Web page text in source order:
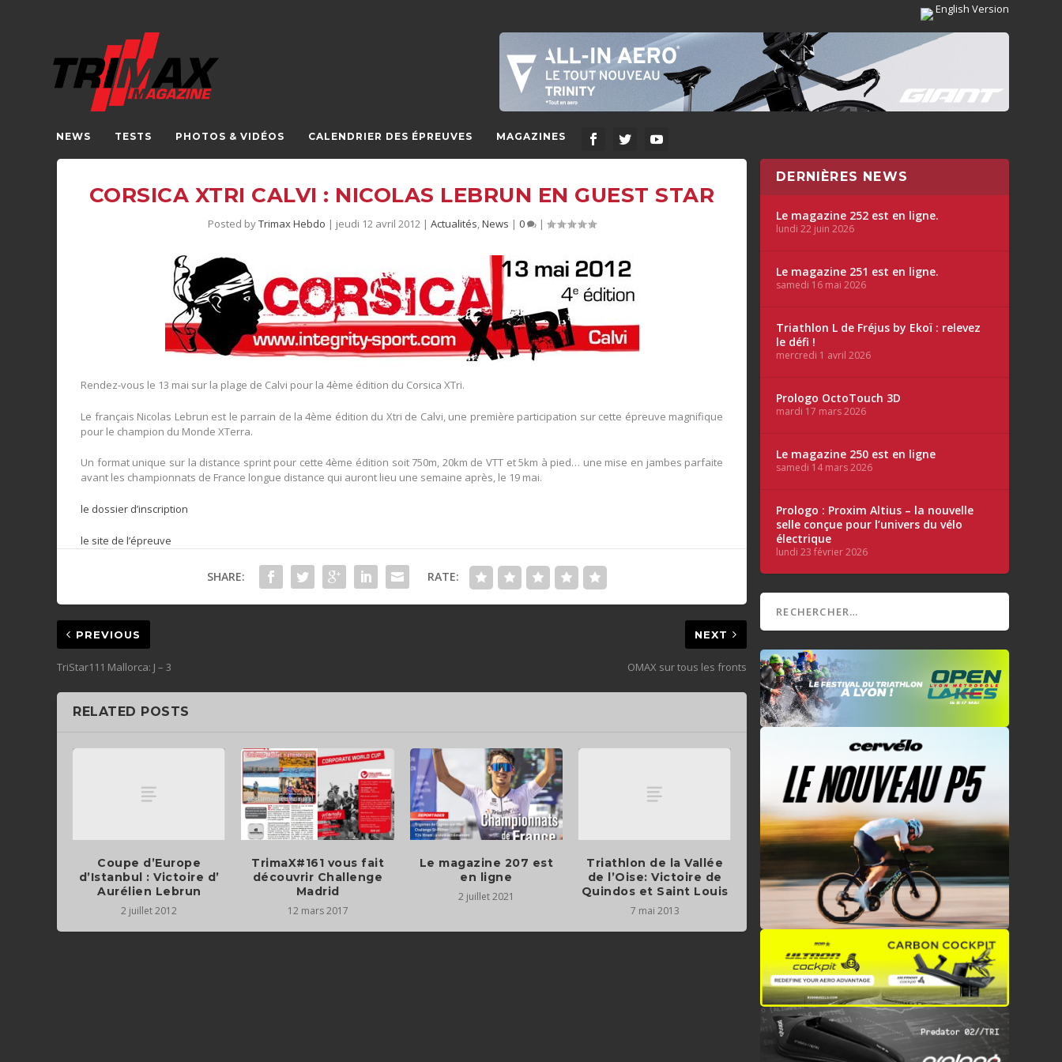
English Version
NEWS TESTS PHOTOS & VIDÉOS CALENDRIER DES ÉPREUVES MAGAZINES
CORSICA XTRI CALVI : NICOLAS LEBRUN EN GUEST STAR
Posted byTrimax Hebdo | jeudi 12 avril 2012 |Actualités,News |0 |
Rendez-vous le 13 mai sur la plage de Calvi pour la 4ème édition du Corsica XTri.
Le français Nicolas Lebrun est le parrain de la 4ème édition du Xtri de Calvi, une première participation sur cette épreuve magnifique
pour le champion du Monde XTerra.
Un format unique sur la distance sprint pour cette 4ème édition soit 750m, 20km de VTT et 5km à pied… une mise en jambes parfaite
avant les championnats de France longue distance qui auront lieu une semaine après, le 19 mai.
le dossier d’inscription
le site de l’épreuve
SHARE: RATE:
PREVIOUS
TriStar111 Mallorca: J – 3
NEXT
OMAX sur tous les fronts
RELATED POSTS
Coupe d’Europe
d’Istanbul : Victoire d’
Aurélien Lebrun
2 juillet 2012
TrimaX#161 vous fait
découvrir Challenge
Madrid
12 mars 2017
Le magazine 207 est
en ligne
2 juillet 2021
Triathlon de la Vallée
de l’Oise: Victoire de
Quindos et Saint Louis
7 mai 2013
DERNIÈRES NEWS
Le magazine 252 est en ligne.
lundi 22 juin 2026
Le magazine 251 est en ligne.
samedi 16 mai 2026
Triathlon L de Fréjus by Ekoï : relevez
le défi !
mercredi 1 avril 2026
Prologo OctoTouch 3D
mardi 17 mars 2026
Le magazine 250 est en ligne
samedi 14 mars 2026
Prologo : Proxim Altius – la nouvelle
selle conçue pour l’univers du vélo
électrique
lundi 23 février 2026